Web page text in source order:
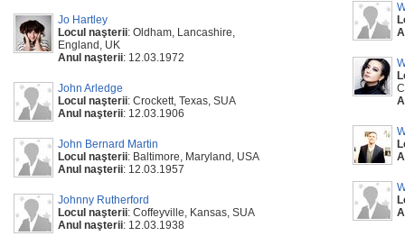
Jo Hartley
Locul naşterii: Oldham, Lancashire,
England, UK
Anul naşterii: 12.03.1972
John Arledge
Locul naşterii: Crockett, Texas, SUA
Anul naşterii: 12.03.1906
John Bernard Martin
Locul naşterii: Baltimore, Maryland, USA
Anul naşterii: 12.03.1957
Johnny Rutherford
Locul naşterii: Coffeyville, Kansas, SUA
Anul naşterii: 12.03.1938